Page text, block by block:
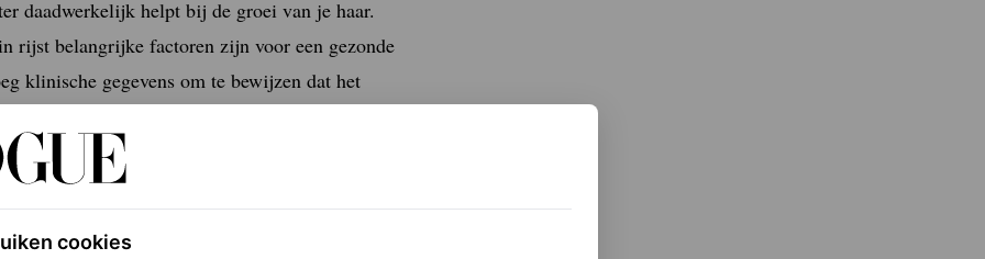
daadwerkelijk helpt bij de groei van je haar.
rijst belangrijke factoren zijn voor een gezonde
klinische gegevens om te bewijzen dat het
haargroei.”
hier in voor de Vogue-nieuwsbrief.
cookies